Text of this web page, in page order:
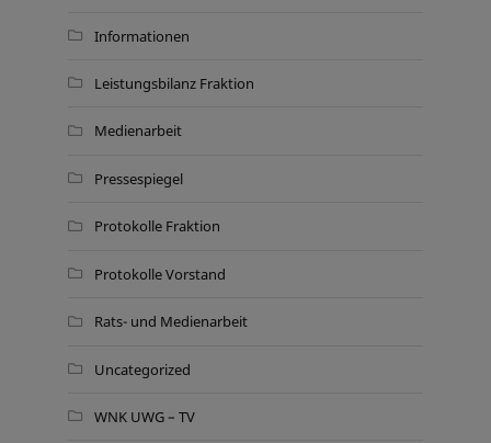
Informationen
Leistungsbilanz Fraktion
Medienarbeit
Pressespiegel
Protokolle Fraktion
Protokolle Vorstand
Rats- und Medienarbeit
Uncategorized
WNK UWG – TV